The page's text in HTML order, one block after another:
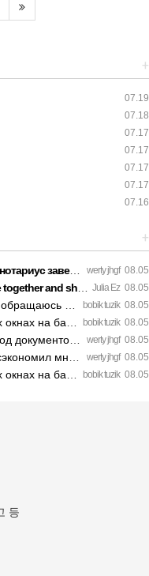
+
07.19
07.18
07.17
07.17
07.17
07.17
07.16
+
werty jhgf 08.05
с первог…
Julia Ez 08.05
and share op…
bobik tuzik 08.05
за обслужив…
bobik tuzik 08.05
решила пр…
werty jhgf 08.05
обошелся деше…
werty jhgf 08.05
кучу нервов пе…
bobik tuzik 08.05
решила пр…
등